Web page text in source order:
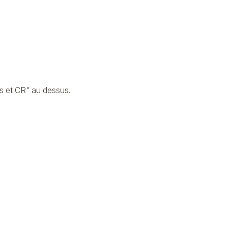
et CR" au dessus.